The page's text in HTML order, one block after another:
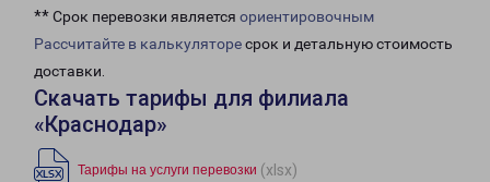
** Срок перевозки является ориентировочным
Рассчитайте в калькуляторесрок и детальную стоимость
доставки.
Скачать тарифы для филиала
«Краснодар»
Тарифы на услуги перевозки (xlsx)